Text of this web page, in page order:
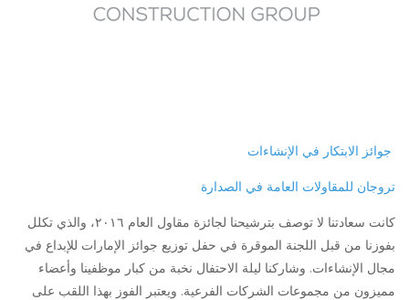
جوائز الابتكار في الإنشاءات
تروجان للمقاولات العامة في الصدارة
كانت سعادتنا لا توصف بترشيحنا لجائزة مقاول العام ٢٠١٦، والذي تكلل
بفوزنا من قبل اللجنة الموقرة في حفل توزيع جوائز الإمارات للإبداع في
مجال الإنشاءات. وشاركنا ليلة الاحتفال نخبة من كبار موظفينا وأعضاء
مميزون من مجموعات الشركات الفرعية. ويعتبر الفوز بهذا اللقب على